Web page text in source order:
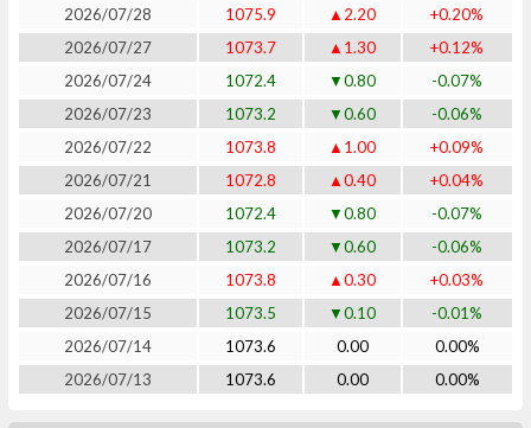
2026/07/28
1075.9 ▲2.20
+0.20%
2026/07/27
1073.7 ▲1.30
+0.12%
2026/07/24
1072.4 ▼0.80
-0.07%
2026/07/23
1073.2 ▼0.60
-0.06%
2026/07/22
1073.8 ▲1.00
+0.09%
2026/07/21
1072.8 ▲0.40
+0.04%
2026/07/20
1072.4 ▼0.80
-0.07%
2026/07/17
1073.2 ▼0.60
-0.06%
2026/07/16
1073.8 ▲0.30
+0.03%
2026/07/15
1073.5 ▼0.10
-0.01%
2026/07/14
1073.6 0.00
0.00%
2026/07/13
1073.6 0.00 0.00%